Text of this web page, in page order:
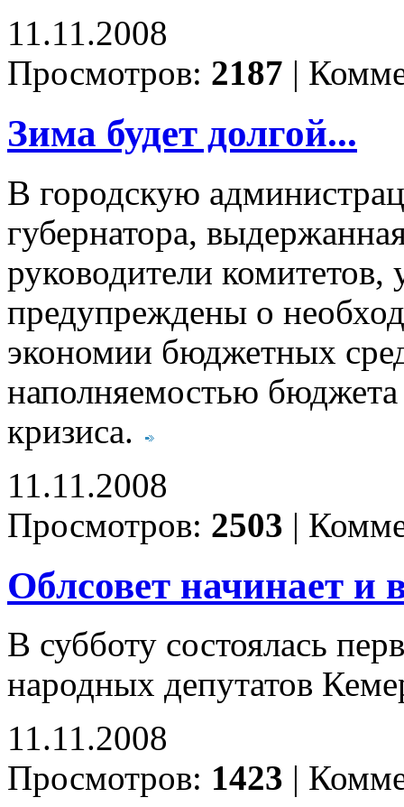
11.11.2008
Просмотров: 2187 |
Зима будет долгой...
В городскую
губернатора,
руководители комитетов,
предупреждены о
экономии бюджетных
наполняемостью бюджета
кризиса.
11.11.2008
Просмотров: 2503 |
Облсовет начинает и
В субботу состоялась
народных депутатов
11.11.2008
Просмотров: 1423 |